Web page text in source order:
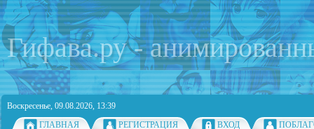
Гифава.ру -
Воскресенье, 09.08.2026, 13:39
ГЛАВНАЯ
РЕГИСТРАЦИЯ ВХОД